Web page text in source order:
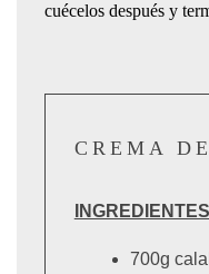
cuécelos después y
CREMA
700g